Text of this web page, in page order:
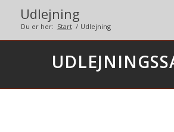
Udlejning
Du er her: Start / Udlejning